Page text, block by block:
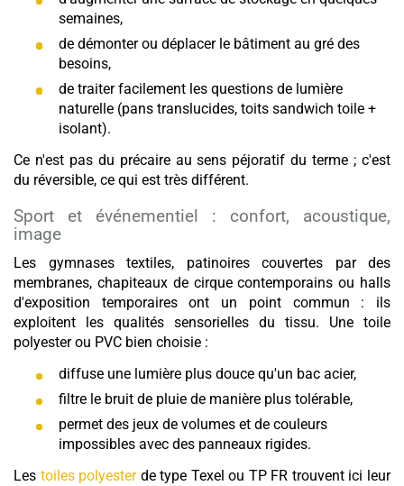
semaines,
de démonter ou déplacer le bâtiment au gré des
besoins,
de traiter facilement les questions de lumière
naturelle (pans translucides, toits sandwich toile +
isolant).
Ce n'est pas du précaire au sens péjoratif du terme ; c'est
du réversible, ce qui est très différent.
Sport et événementiel : confort, acoustique,
image
Les gymnases textiles, patinoires couvertes par des
membranes, chapiteaux de cirque contemporains ou halls
d'exposition temporaires ont un point commun : ils
exploitent les qualités sensorielles du tissu. Une toile
polyester ou PVC bien choisie :
diffuse une lumière plus douce qu'un bac acier,
filtre le bruit de pluie de manière plus tolérable,
permet des jeux de volumes et de couleurs
impossibles avec des panneaux rigides.
Les toiles polyesterde type Texel ou TP FR trouvent ici leur